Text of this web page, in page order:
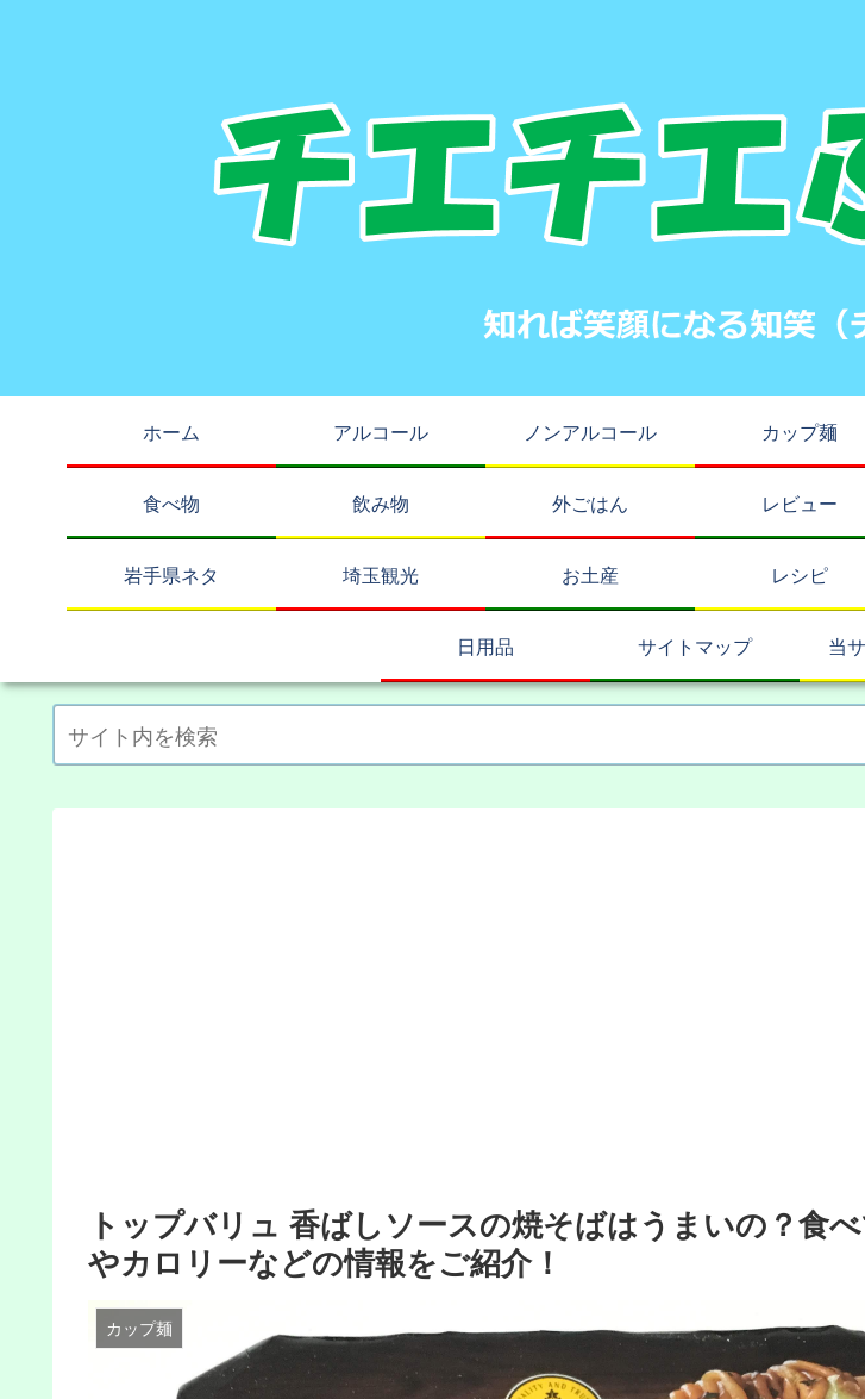
ホーム アルコール ノンアルコール カップ麺
食べ物 飲み物 外ごはん レビュー
岩手県ネタ 埼玉観光 お土産 レシピ
日用品 サイトマップ 当
トップバリュ 香ばしソースの焼そばはうまいの？食
やカロリーなどの情報をご紹介！
カップ麺